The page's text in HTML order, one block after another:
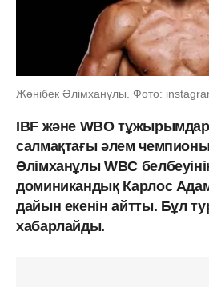
Жәнібек Әлімханұлы. Фото:
IBF және WBO
салмақтағы әлем
Әлімханұлы WBC
доминикандық Карлос
дайын екенін айтты. Бұл
хабарлайды.